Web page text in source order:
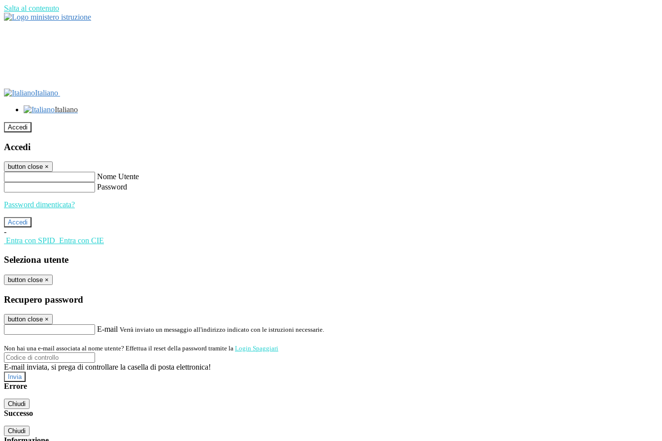
Salta al contenuto
Italiano
Italiano
Accedi
Accedi
button close ×
Nome Utente
Password
Password dimenticata?
-
Entra con SPID Entra con CIE
Seleziona utente
button close ×
Recupero password
button close ×
E-mail Verrà inviato un messaggio all'indirizzo indicato con le istruzioni necessarie.
Non hai una e-mail associata al nome utente? Effettua il reset della password tramite la Login Spaggiari
E-mail inviata, si prega di controllare la casella di posta elettronica!
Errore
Chiudi
Successo
Chiudi